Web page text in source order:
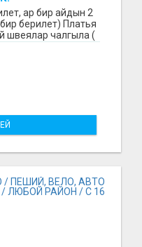
ар бир айдын 2
берилет) Платья
швеялар чалгыла (